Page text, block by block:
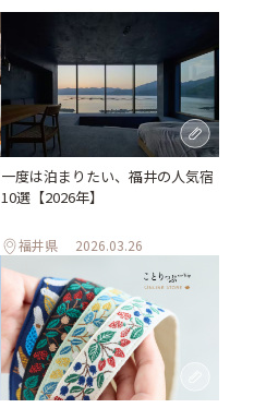
一度は泊まりたい、福井の人気宿
10選【2026年】
福井県 2026.03.26